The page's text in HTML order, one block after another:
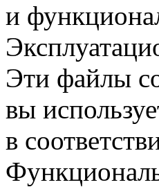
и
Эти файлы
вы
в